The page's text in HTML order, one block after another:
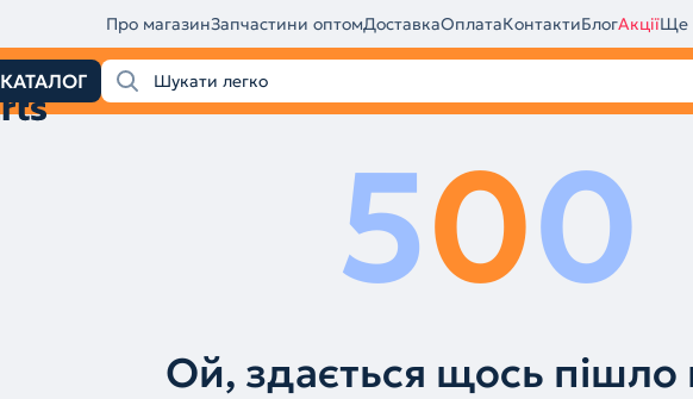
Про магазинЗапчастини оптомДоставкаОплатаКонтактиБлогАкціїЩе
КАТАЛОГ
500
Ой, здається щось пішло